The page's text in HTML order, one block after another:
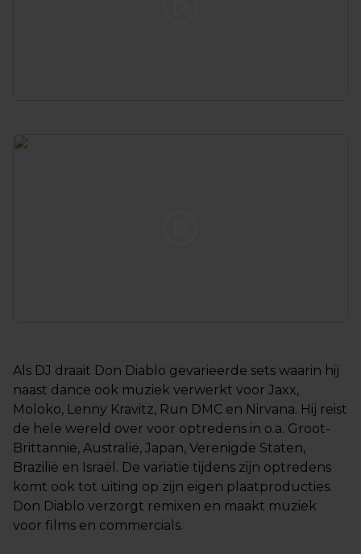
Als DJ draait Don Diablo gevarieerde sets waarin hij
naast dance ook muziek verwerkt voor Jaxx,
Moloko, Lenny Kravitz, Run DMC en Nirvana. Hij reist
de hele wereld over voor optredens in o.a. Groot-
Brittannië, Australië, Japan, Verenigde Staten,
Brazilië en Israël. De variatie tijdens zijn optredens
komt ook tot uiting op zijn eigen plaatproducties.
Don Diablo verzorgt remixen en maakt muziek
voor films en commercials.